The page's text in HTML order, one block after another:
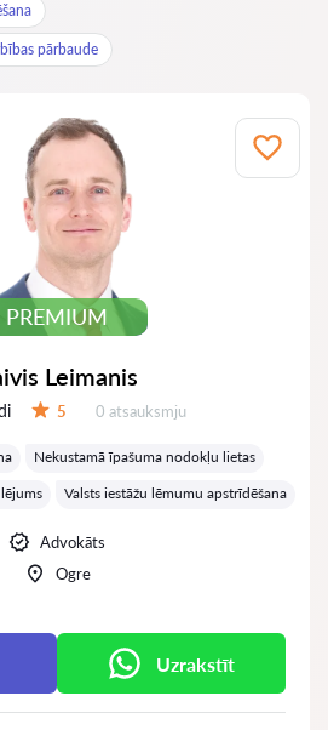
pārbaude
PREMIUM
Leimanis
5 Atsauksmes:
0 atsauksmju
Nekustamā īpašuma nodokļu lietas
Valsts iestāžu lēmumu apstrīdēšana
Advokāts
Ogre
Uzrakstīt